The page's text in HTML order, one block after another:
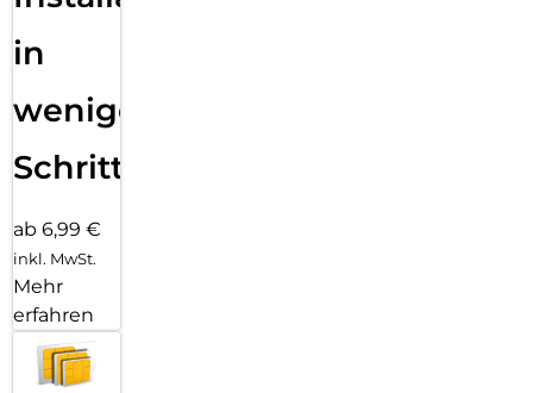
in
wenigen
Schritten
ab 6,99 €
inkl. MwSt.
Mehr
erfahren